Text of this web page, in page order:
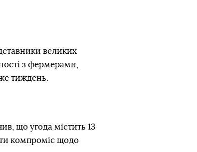
великих
з фермерами,
тиждень.
що угода містить 13
компроміс щодо